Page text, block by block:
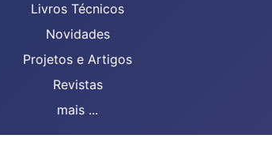
Livros Técnicos
Novidades
Projetos e Artigos
Revistas
mais ...